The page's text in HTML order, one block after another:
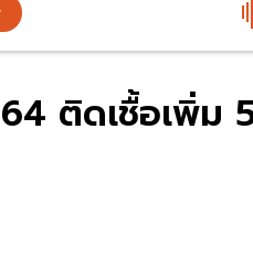
ติดเชื้อเพิ่ม